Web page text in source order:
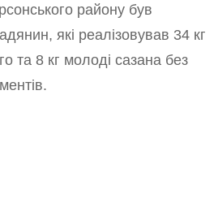
району був
які реалізовував 34 кг
та 8 кг молоді сазана без